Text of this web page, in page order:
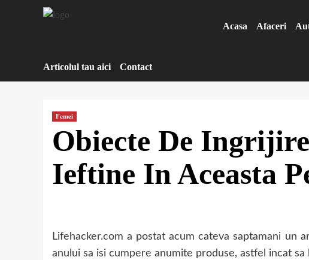
Acasa Afaceri
Articolul tau aici Contact
Femei
Obiecte De
Ieftine In Aceasta
Lifehacker.com a postat acum cateva saptamani
anului sa isi cumpere anumite produse, astfel incat